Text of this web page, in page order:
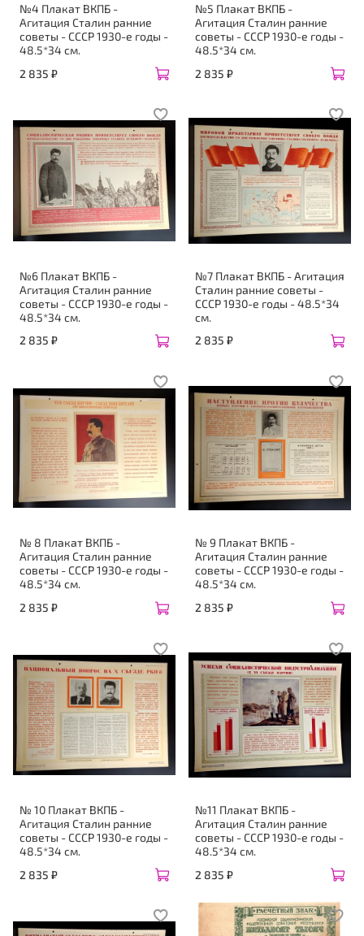
№4 Плакат ВКПБ -
Агитация Сталин ранние
советы - СССР 1930-е годы -
48.5*34 см.
2 835 ₽
№5 Плакат ВКПБ -
Агитация Сталин ранние
советы - СССР 1930-е годы -
48.5*34 см.
2 835 ₽
№6 Плакат ВКПБ -
Агитация Сталин ранние
советы - СССР 1930-е годы -
48.5*34 см.
2 835 ₽
№7 Плакат ВКПБ - Агитация
Сталин ранние советы -
СССР 1930-е годы - 48.5*34
см.
2 835 ₽
№ 8 Плакат ВКПБ -
Агитация Сталин ранние
советы - СССР 1930-е годы -
48.5*34 см.
2 835 ₽
№ 9 Плакат ВКПБ -
Агитация Сталин ранние
советы - СССР 1930-е годы -
48.5*34 см.
2 835 ₽
№ 10 Плакат ВКПБ -
Агитация Сталин ранние
советы - СССР 1930-е годы -
48.5*34 см.
2 835 ₽
№11 Плакат ВКПБ -
Агитация Сталин ранние
советы - СССР 1930-е годы -
48.5*34 см.
2 835 ₽